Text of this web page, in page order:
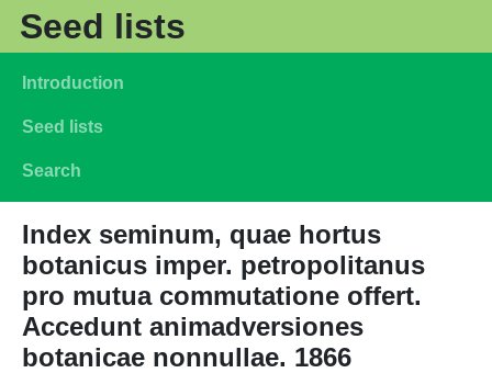
Skip to main content
Seed lists
Main navigation
Introduction
Seed lists
Search
Index seminum, quae hortus
botanicus imper. petropolitanus
pro mutua commutatione offert.
Accedunt animadversiones
botanicae nonnullae. 1866